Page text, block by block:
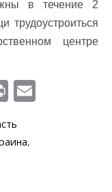
в течение 2
трудоустроиться
центре
Pr
t
,